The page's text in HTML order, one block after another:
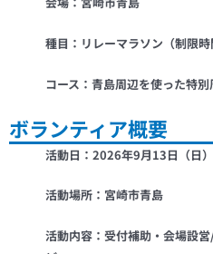
種目：リレーマラソン（制限時
コース：青島周辺を使った特別
ボランティア概要
活動日：2026年9月13日（日
活動場所：宮崎市青島
活動内容：受付補助・会場設